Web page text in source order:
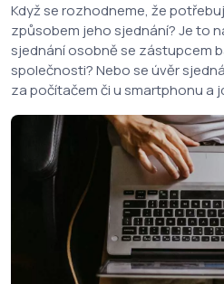
Když se rozhodneme, že
způsobem jeho sjednání? Je to
sjednání osobně se zástupcem
společnosti? Nebo se úvěr
za počítačem či u smartphonu a